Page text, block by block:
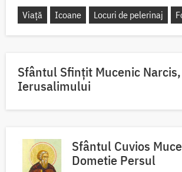
Viață Icoane Locuri de pelerinaj
Sfântul Sfinţit Mucenic
Ierusalimului
Sfântul Cuvios
Dometie Persul